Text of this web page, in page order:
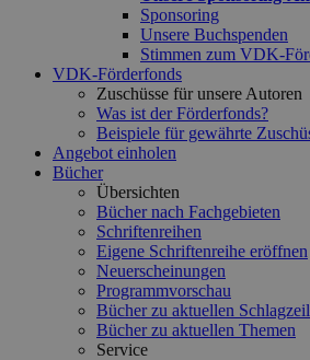
Sponsoring
Unsere Buchspenden
Stimmen zum VDK-
VDK-Förderfonds
Zuschüsse für unsere Autoren
Was ist der Förderfonds?
Beispiele für gewährte
Angebot einholen
Bücher
Übersichten
Bücher nach Fachgebieten
Schriftenreihen
Eigene Schriftenreihe eröffnen
Neuerscheinungen
Programmvorschau
Bücher zu aktuellen
Bücher zu aktuellen Themen
Service